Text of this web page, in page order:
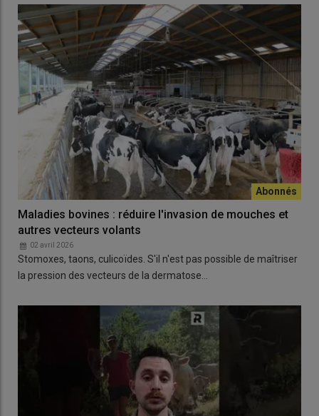
Maladies bovines : réduire l'invasion de mouches et
autres vecteurs volants
02 avril 2026
Stomoxes, taons, culicoïdes. S'il n'est pas possible de maîtriser
la pression des vecteurs de la dermatose…